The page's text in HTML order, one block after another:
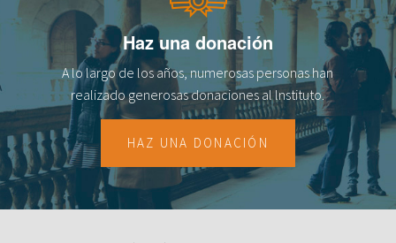
Haz una donación
A lo largo de los años, numerosas personas han
realizado generosas donaciones al lnstituto.
HAZ UNA DONACIÓN